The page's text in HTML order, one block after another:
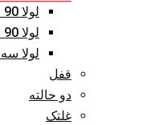
لولا 90 لبه دار
لولا 90 ساده
لولا
قفل
دو حالته
غلتک